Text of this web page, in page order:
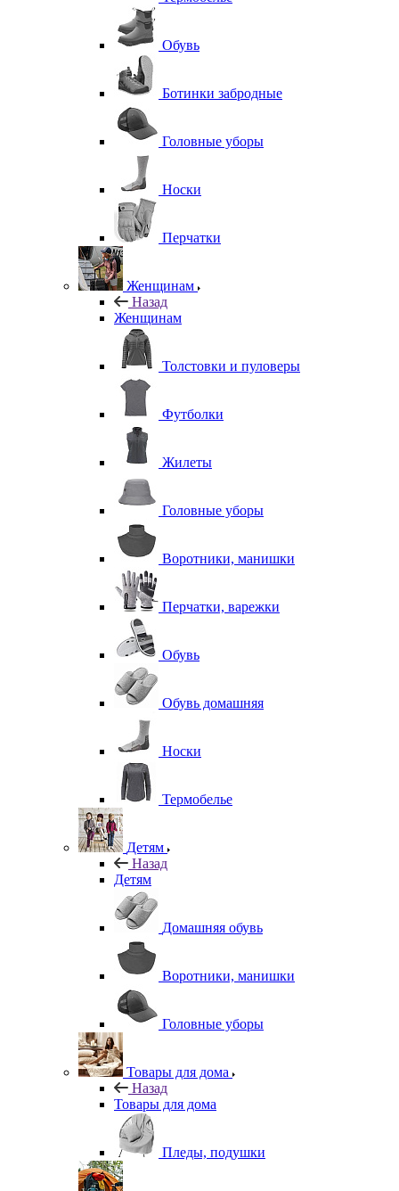
Обувь
Ботинки забродные
Головные уборы
Носки
Перчатки
Женщинам
Назад
Женщинам
Толстовки и пуловеры
Футболки
Жилеты
Головные уборы
Воротники, манишки
Перчатки, варежки
Обувь
Обувь домашняя
Носки
Термобелье
Детям
Назад
Детям
Домашняя обувь
Воротники, манишки
Головные уборы
Товары для дома
Назад
Товары для дома
Пледы, подушки